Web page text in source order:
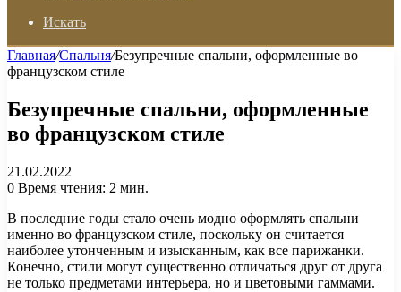
Искать
Главная/Спальня/Безупречные спальни, оформленные во
французском стиле
Безупречные спальни, оформленные
во французском стиле
21.02.2022
0 Время чтения: 2 мин.
В последние годы стало очень модно оформлять спальни
именно во французском стиле, поскольку он считается
наиболее утонченным и изысканным, как все парижанки.
Конечно, стили могут существенно отличаться друг от друга
не только предметами интерьера, но и цветовыми гаммами.